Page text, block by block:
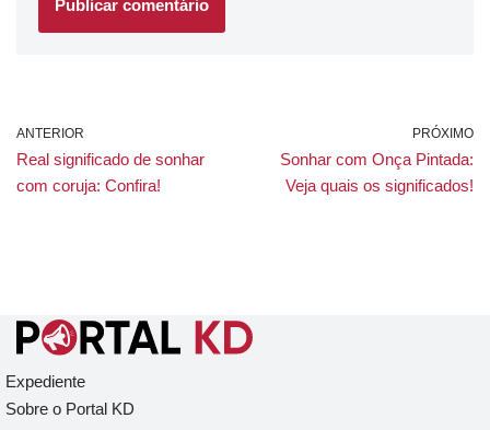
ANTERIOR
Real significado de sonhar
com coruja: Confira!
PRÓXIMO
Sonhar com Onça Pintada:
Veja quais os significados!
Expediente
Sobre o Portal KD